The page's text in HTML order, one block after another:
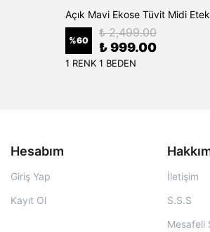
Açık Mavi Ekose Tüvit Midi Etek
%60
₺ 2,499.00
₺ 999.00
1 RENK 1 BEDEN
Hesabım
Giriş Yap
Kayıt Ol
İletişim
S.S.S
Mesafeli